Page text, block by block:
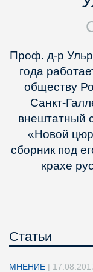
Проф. д-р
года
обществу
Санкт-
внештатный
«Новой
сборник под
крахе
Статьи
МНЕНИЕ |